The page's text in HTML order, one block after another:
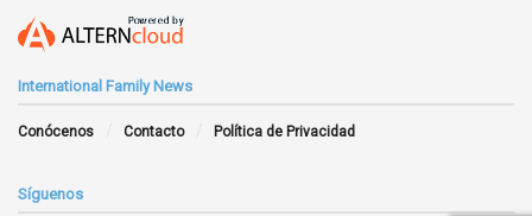
International Family News
Conócenos Contacto Política de Privacidad
Síguenos